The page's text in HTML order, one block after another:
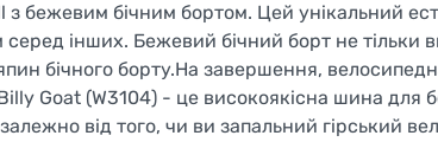
з бежевим бічним бортом. Цей унікальний
інших. Бежевий бічний борт не тільки
бічного борту.На завершення,
Goat (W3104) - це високоякісна шина для
від того, чи ви запальний гірський